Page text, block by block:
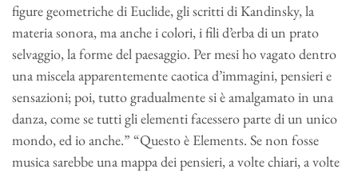
figure geometriche di Euclide, gli scritti di Kandinsky, la
materia sonora, ma anche i colori, i fili d’erba di un prato
selvaggio, la forme del paesaggio. Per mesi ho vagato dentro
una miscela apparentemente caotica d’immagini, pensieri e
sensazioni; poi, tutto gradualmente si è amalgamato in una
danza, come se tutti gli elementi facessero parte di un unico
mondo, ed io anche.” “Questo è Elements. Se non fosse
musica sarebbe una mappa dei pensieri, a volte chiari, a volte